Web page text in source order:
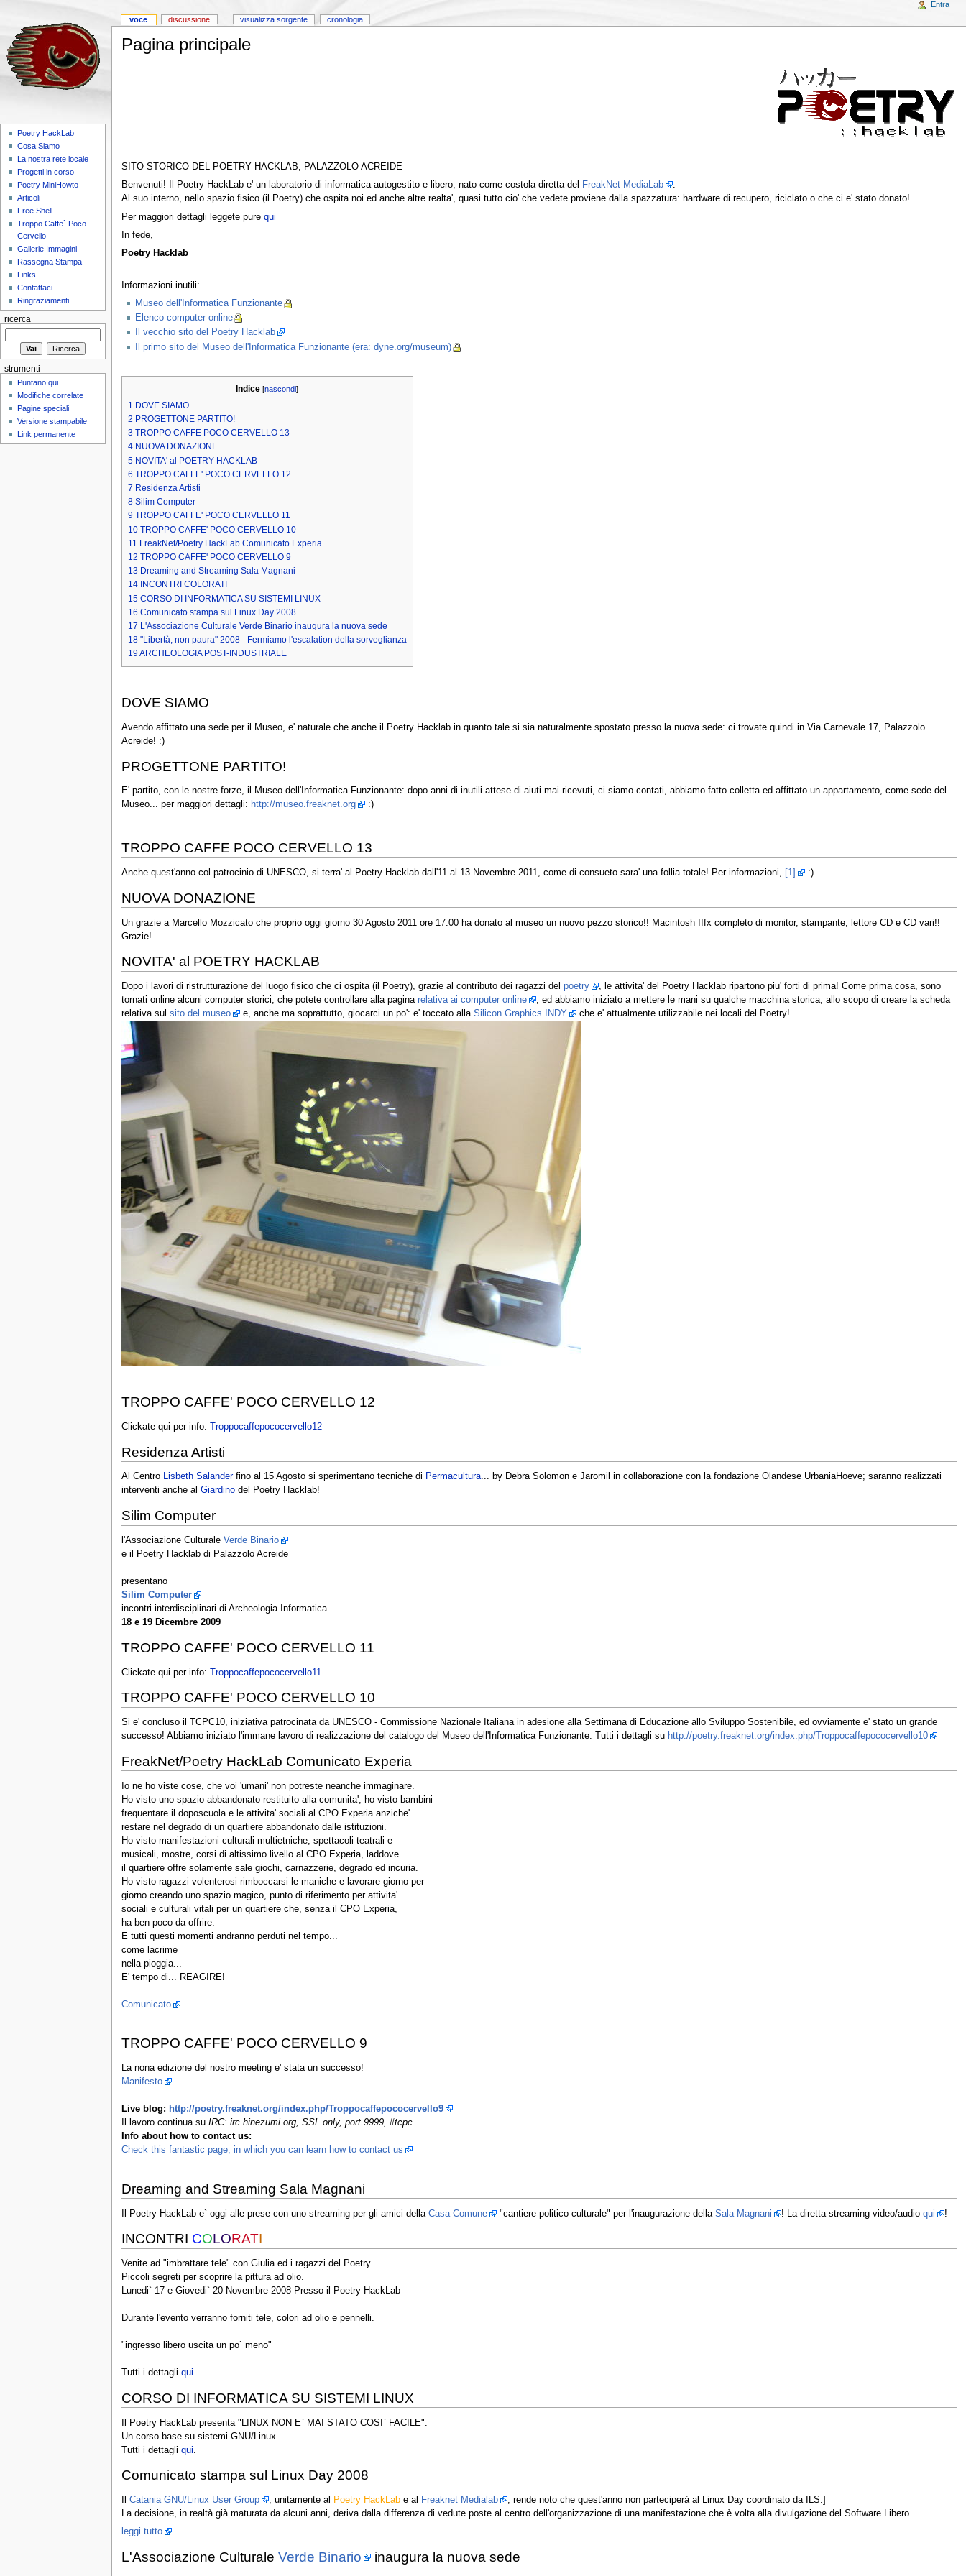
Pagina principale
SITO STORICO DEL POETRY HACKLAB, PALAZZOLO ACREIDE
Benvenuti! Il Poetry HackLab e' un laboratorio di informatica autogestito e libero, nato come costola diretta del
FreakNet MediaLab
.
Al suo interno, nello spazio fisico (il Poetry) che ospita noi ed anche altre realta', quasi tutto cio' che vedete proviene dalla spazzatura: hardware di recupero, riciclato o che ci e' stato donato!
Per maggiori dettagli leggete pure qui
In fede,
Poetry Hacklab
Informazioni inutili:
Museo dell'Informatica Funzionante
Elenco computer online
Il vecchio sito del Poetry Hacklab
Il primo sito del Museo dell'Informatica Funzionante (era: dyne.org/museum)
Indice [nascondi]
1 DOVE SIAMO
2 PROGETTONE PARTITO!
3 TROPPO CAFFE POCO CERVELLO 13
4 NUOVA DONAZIONE
5 NOVITA' al POETRY HACKLAB
6 TROPPO CAFFE' POCO CERVELLO 12
7 Residenza Artisti
8 Silim Computer
9 TROPPO CAFFE' POCO CERVELLO 11
10 TROPPO CAFFE' POCO CERVELLO 10
11 FreakNet/Poetry HackLab Comunicato Experia
12 TROPPO CAFFE' POCO CERVELLO 9
13 Dreaming and Streaming Sala Magnani
14 INCONTRI COLORATI
15 CORSO DI INFORMATICA SU SISTEMI LINUX
16 Comunicato stampa sul Linux Day 2008
17 L'Associazione Culturale Verde Binario inaugura la nuova sede
18 "Libertà, non paura" 2008 - Fermiamo l'escalation della sorveglianza
19ARCHEOLOGIA POST-INDUSTRIALE
DOVE SIAMO
Avendo affittato una sede per il Museo, e' naturale che anche il Poetry Hacklab in quanto tale si sia naturalmente spostato presso la nuova sede: ci trovate quindi in Via Carnevale 17, Palazzolo
Acreide! :)
PROGETTONE PARTITO!
E' partito, con le nostre forze, il Museo dell'Informatica Funzionante: dopo anni di inutili attese di aiuti mai ricevuti, ci siamo contati, abbiamo fatto colletta ed affittato un appartamento, come sede del
Museo... per maggiori dettagli: http://museo.freaknet.org :)
TROPPO CAFFE POCO CERVELLO 13
Anche quest'anno col patrocinio di UNESCO, si terra' al Poetry Hacklab dall'11 al 13 Novembre 2011, come di consueto sara' una follia totale! Per informazioni, [1] :)
NUOVA DONAZIONE
Un grazie a Marcello Mozzicato che proprio oggi giorno 30 Agosto 2011 ore 17:00 ha donato al museo un nuovo pezzo storico!! Macintosh IIfx completo di monitor, stampante, lettore CD e CD vari!!
Grazie!
NOVITA' al POETRY HACKLAB
Dopo i lavori di ristrutturazione del luogo fisico che ci ospita (il Poetry), grazie al contributo dei ragazzi del poetry
, le attivita' del Poetry Hacklab ripartono piu' forti di prima! Come prima cosa, sono
tornati online alcuni computer storici, che potete controllare alla pagina relativa ai computer online
, ed abbiamo iniziato a mettere le mani su qualche macchina storica, allo scopo di creare la scheda
relativa sul sito del museo e, anche ma soprattutto, giocarci un po': e' toccato alla Silicon Graphics INDY che e' attualmente utilizzabile nei locali del Poetry!
TROPPO CAFFE' POCO CERVELLO 12
Clickate qui per info: Troppocaffepococervello12
Residenza Artisti
Al Centro Lisbeth Salanderfino al 15 Agosto si sperimentano tecniche di Permacultura... by Debra Solomon e Jaromil in collaborazione con la fondazione Olandese UrbaniaHoeve; saranno realizzati
interventi anche al Giardinodel Poetry Hacklab!
Silim Computer
l'Associazione Culturale Verde Binario
e il Poetry Hacklab di Palazzolo Acreide
presentano
Silim Computer
incontri interdisciplinari di Archeologia Informatica
18 e 19 Dicembre 2009
TROPPO CAFFE' POCO CERVELLO 11
Clickate qui per info: Troppocaffepococervello11
TROPPO CAFFE' POCO CERVELLO 10
Si e' concluso il TCPC10, iniziativa patrocinata da UNESCO - Commissione Nazionale Italiana in adesione alla Settimana di Educazione allo Sviluppo Sostenibile, ed ovviamente e' stato un grande
successo! Abbiamo iniziato l'immane lavoro di realizzazione del catalogo del Museo dell'Informatica Funzionante. Tutti i dettagli su http://poetry.freaknet.org/index.php/Troppocaffepococervello10
FreakNet/Poetry HackLab Comunicato Experia
Io ne ho viste cose, che voi 'umani' non potreste neanche immaginare.
Ho visto uno spazio abbandonato restituito alla comunita', ho visto bambini
frequentare il doposcuola e le attivita' sociali al CPO Experia anziche'
restare nel degrado di un quartiere abbandonato dalle istituzioni.
Ho visto manifestazioni culturali multietniche, spettacoli teatrali e
musicali, mostre, corsi di altissimo livello al CPO Experia, laddove
il quartiere offre solamente sale giochi, carnazzerie, degrado ed incuria.
Ho visto ragazzi volenterosi rimboccarsi le maniche e lavorare giorno per
giorno creando uno spazio magico, punto di riferimento per attivita'
sociali e culturali vitali per un quartiere che, senza il CPO Experia,
ha ben poco da offrire.
E tutti questi momenti andranno perduti nel tempo...
come lacrime
nella pioggia...
E' tempo di... REAGIRE!
Comunicato
TROPPO CAFFE' POCO CERVELLO 9
La nona edizione del nostro meeting e' stata un successo!
Manifesto
Live blog: http://poetry.freaknet.org/index.php/Troppocaffepococervello9
Il lavoro continua su IRC: irc.hinezumi.org, SSL only, port 9999, #tcpc
Info about how to contact us:
Check this fantastic page, in which you can learn how to contact us
Dreaming and Streaming Sala Magnani
Il Poetry HackLab e` oggi alle prese con uno streaming per gli amici della Casa Comune "cantiere politico culturale" per l'inaugurazione della Sala Magnani ! La diretta streaming video/audio qui !
INCONTRI COLORATI
Venite ad "imbrattare tele" con Giulia ed i ragazzi del Poetry.
Piccoli segreti per scoprire la pittura ad olio.
Lunedi` 17 e Giovedi` 20 Novembre 2008 Presso il Poetry HackLab
Durante l'evento verranno forniti tele, colori ad olio e pennelli.
"ingresso libero uscita un po` meno"
Tutti i dettagli qui.
CORSO DI INFORMATICA SU SISTEMI LINUX
Il Poetry HackLab presenta "LINUX NON E` MAI STATO COSI` FACILE".
Un corso base su sistemi GNU/Linux.
Tutti i dettagli qui
Comunicato stampa sul Linux Day 2008
Catania GNU/Linux User Group , unitamente al Poetry HackLabe al Freaknet Medialab
, rende noto che quest'anno non parteciperà al Linux Day coordinato da ILS.]
La decisione, in realtà già maturata da alcuni anni, deriva dalla differenza di vedute poste al centro dell'organizzazione di una manifestazione che è volta alla divulgazione del Software Libero.
leggi tutto
L'Associazione Culturale Verde Binario inaugura la nuova sede
voce discussione visualizza sorgente cronologia
Entra
Poetry HackLab
Cosa Siamo
La nostra rete locale
Progetti in corso
Poetry MiniHowto
Articoli
Free Shell
Troppo Caffe` Poco
Cervello
Gallerie Immagini
Rassegna Stampa
Links
Contattaci
Ringraziamenti
ricerca
strumenti
Puntano qui
Modifiche correlate
Pagine speciali
Versione stampabile
Link permanente